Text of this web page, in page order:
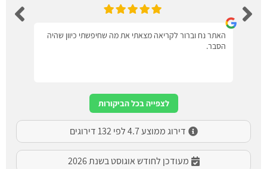
האתר נח וברור לקריאה מצאתי את מה שחיפשתי כיוון שהיה
הסבר.
לצפייה בכל הביקורות
דירוג ממוצע 4.7 לפי 132 דירוגים
מעודכן לחודש אוגוסט בשנת 2026